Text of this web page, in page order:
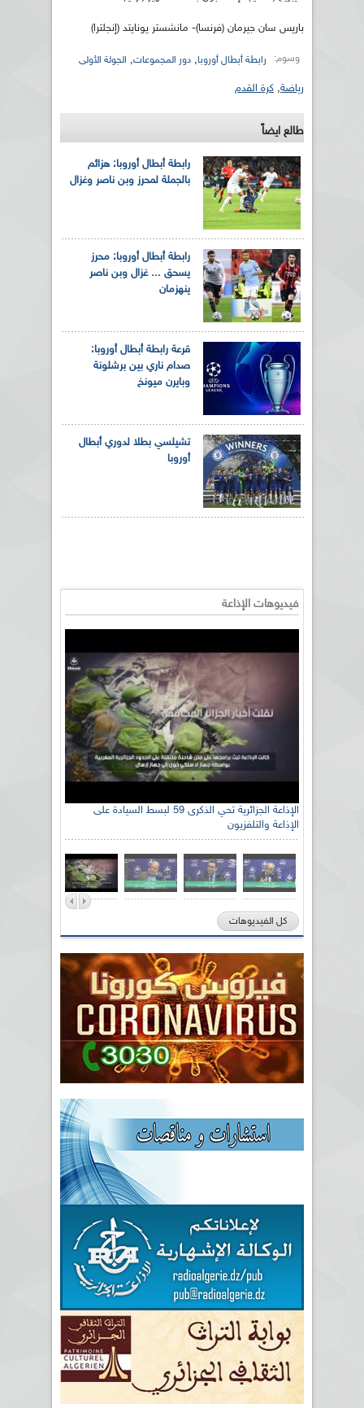
باريس سان جيرمان (فرنسا)- مانشستر يونايتد (إنجلترا)
وسوم: رابطة أبطال أوروبا, دور المجموعات, الجولة الأولى
رياضة, كرة القدم
طالع ايضاً
رابطة أبطال أوروبا: هزائم
بالجملة لمحرز وبن ناصر وغزال
رابطة أبطال أوروبا: محرز
يسحق ... غزال وبن ناصر
ينهزمان
قرعة رابطة أبطال أوروبا:
صدام ناري بين برشلونة
وبايرن ميونخ
تشيلسي بطلا لدوري أبطال
أوروبا
فيديوهات الإذاعة
الإذاعة الجزائرية تحي الذكرى 59 لبسط السيادة على
الإذاعة والتلفزيون
كل الفيديوهات